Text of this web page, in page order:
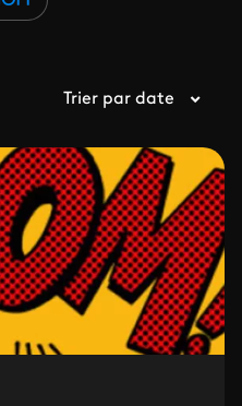
Trier par date